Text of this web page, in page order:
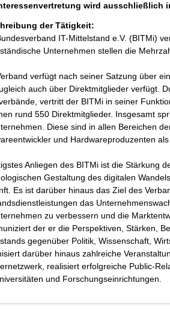
wird ausschließlich
der Tätigkeit:
IT-Mittelstand e.V. (BITMi)
Unternehmen stellen die
verfügt nach seiner Satzung über
auch über Direktmitglieder verfügt.
vertritt der BITMi in seiner
rund 550 Direktmitglieder. Insgesamt
Diese sind in allen Bereichen
und Hardwareproduzenten
Anliegen des BITMi ist die Stärkung
Gestaltung des digitalen
Es ist darüber hinaus das Ziel des
das
zu verbessern und die
der er die Perspektiven, Stärken,
gegenüber Politik, Wissenschaft,
darüber hinaus zahlreiche
realisiert erfolgreiche Public-
und Forschungseinrichtungen.